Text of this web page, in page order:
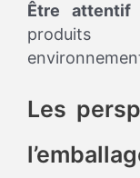
Être attentif
Les